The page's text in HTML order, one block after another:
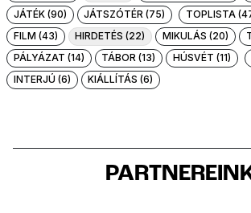
JÁTÉK (90)
JÁTSZÓTÉR (75) TOPLISTA
FILM (43)
HIRDETÉS (22) MIKULÁS (20)
PÁLYÁZAT (14)
TÁBOR (13) HÚSVÉT (11)
INTERJÚ (6)
KIÁLLÍTÁS (6)